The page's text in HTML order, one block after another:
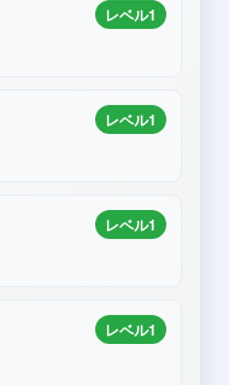
レベル1
レベル1
レベル1
レベル1